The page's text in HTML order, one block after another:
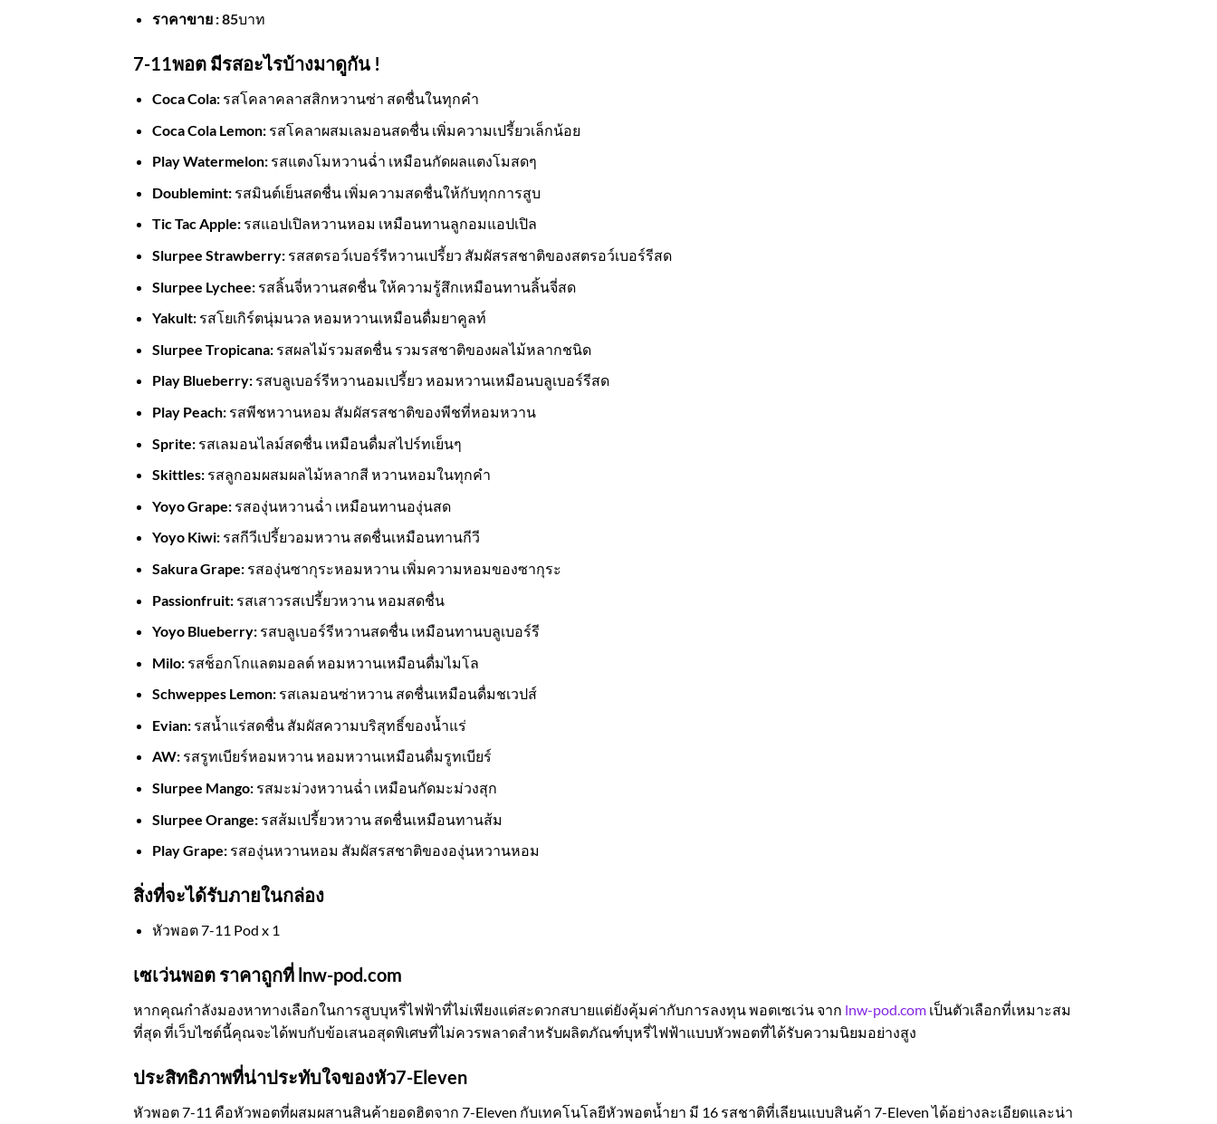
ราคาขาย :85บาท
7-11พอต มีรสอะไรบ้างมาดูกัน !
Coca Cola:รสโคลาคลาสสิกหวานซ่า สดชื่นในทุกคำ
Coca Cola Lemon:รสโคลาผสมเลมอนสดชื่น เพิ่มความเปรี้ยวเล็กน้อย
Play Watermelon:รสแตงโมหวานฉ่ำ เหมือนกัดผลแตงโมสดๆ
Doublemint:รสมินต์เย็นสดชื่น เพิ่มความสดชื่นให้กับทุกการสูบ
Tic Tac Apple:รสแอปเปิลหวานหอม เหมือนทานลูกอมแอปเปิล
Slurpee Strawberry:รสสตรอว์เบอร์รีหวานเปรี้ยว สัมผัสรสชาติของสตรอว์เบอร์รีสด
Slurpee Lychee:รสลิ้นจี่หวานสดชื่น ให้ความรู้สึกเหมือนทานลิ้นจี่สด
Yakult:รสโยเกิร์ตนุ่มนวล หอมหวานเหมือนดื่มยาคูลท์
Slurpee Tropicana:รสผลไม้รวมสดชื่น รวมรสชาติของผลไม้หลากชนิด
Play Blueberry:รสบลูเบอร์รีหวานอมเปรี้ยว หอมหวานเหมือนบลูเบอร์รีสด
Play Peach:รสพีชหวานหอม สัมผัสรสชาติของพีชที่หอมหวาน
Sprite:รสเลมอนไลม์สดชื่น เหมือนดื่มสไปร์ทเย็นๆ
Skittles:รสลูกอมผสมผลไม้หลากสี หวานหอมในทุกคำ
Yoyo Grape:รสองุ่นหวานฉ่ำ เหมือนทานองุ่นสด
Yoyo Kiwi:รสกีวีเปรี้ยวอมหวาน สดชื่นเหมือนทานกีวี
Sakura Grape:รสองุ่นซากุระหอมหวาน เพิ่มความหอมของซากุระ
Passionfruit:รสเสาวรสเปรี้ยวหวาน หอมสดชื่น
Yoyo Blueberry:รสบลูเบอร์รีหวานสดชื่น เหมือนทานบลูเบอร์รี
Milo:รสช็อกโกแลตมอลต์ หอมหวานเหมือนดื่มไมโล
Schweppes Lemon:รสเลมอนซ่าหวาน สดชื่นเหมือนดื่มชเวปส์
Evian:รสน้ำแร่สดชื่น สัมผัสความบริสุทธิ์ของน้ำแร่
AW:รสรูทเบียร์หอมหวาน หอมหวานเหมือนดื่มรูทเบียร์
Slurpee Mango:รสมะม่วงหวานฉ่ำ เหมือนกัดมะม่วงสุก
Slurpee Orange:รสส้มเปรี้ยวหวาน สดชื่นเหมือนทานส้ม
Play Grape:รสองุ่นหวานหอม สัมผัสรสชาติขององุ่นหวานหอม
สิ่งที่จะได้รับภายในกล่อง
หัวพอต 7-11 Pod x 1
เซเว่นพอต ราคาถูกที่ lnw-pod.com
หากคุณกำลังมองหาทางเลือกในการสูบบุหรี่ไฟฟ้าที่ไม่เพียงแต่สะดวกสบายแต่ยังคุ้มค่ากับการลงทุน พอตเซเว่น จาก lnw-pod.com เป็นตัวเลือกที่เหมาะสม
ที่สุด ที่เว็บไซต์นี้คุณจะได้พบกับข้อเสนอสุดพิเศษที่ไม่ควรพลาดสำหรับผลิตภัณฑ์บุหรี่ไฟฟ้าแบบหัวพอตที่ได้รับความนิยมอย่างสูง
ประสิทธิภาพที่น่าประทับใจของหัว7-Eleven
หัวพอต 7-11 คือหัวพอตที่ผสมผสานสินค้ายอดฮิตจาก 7-Eleven กับเทคโนโลยีหัวพอตน้ำยา มี 16 รสชาติที่เลียนแบบสินค้า 7-Eleven ได้อย่างละเอียดและน่า